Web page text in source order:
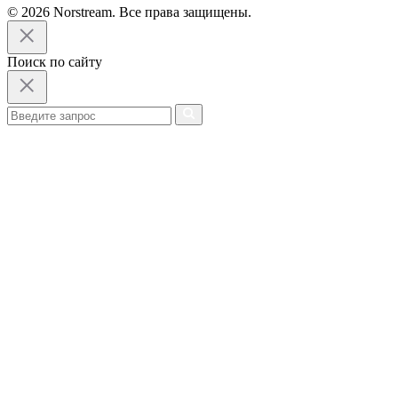
© 2026 Norstream. Все права защищены.
Поиск по сайту